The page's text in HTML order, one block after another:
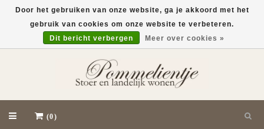
(0)
Door het gebruiken van onze website, ga je akkoord met het
gebruik van cookies om onze website te verbeteren.
Dit bericht verbergen
Meer over cookies »